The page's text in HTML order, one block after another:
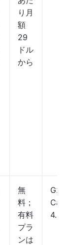
り月
額
29
ドル
から
無
料；
有料
プラ
ンは
G2
4.5/